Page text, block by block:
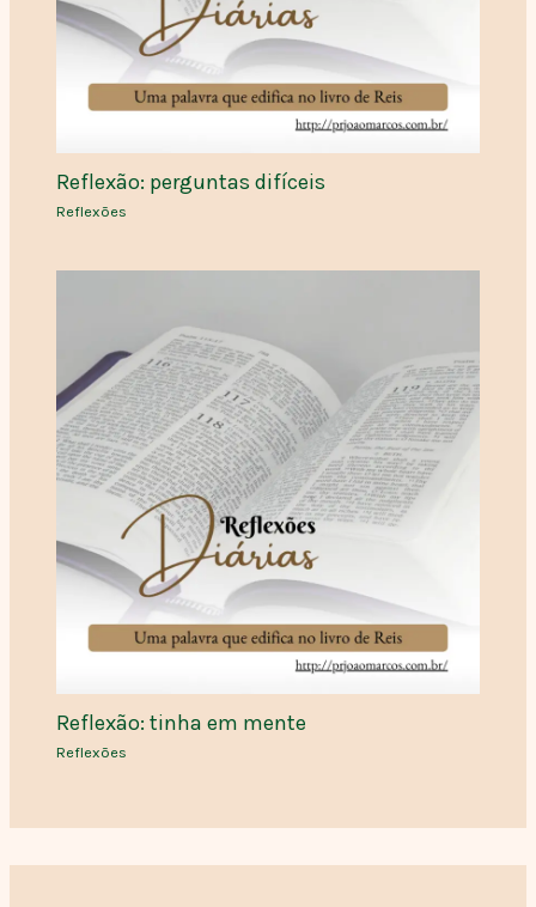
Reflexão: perguntas difíceis
Reflexões
Reflexão: tinha em mente
Reflexões